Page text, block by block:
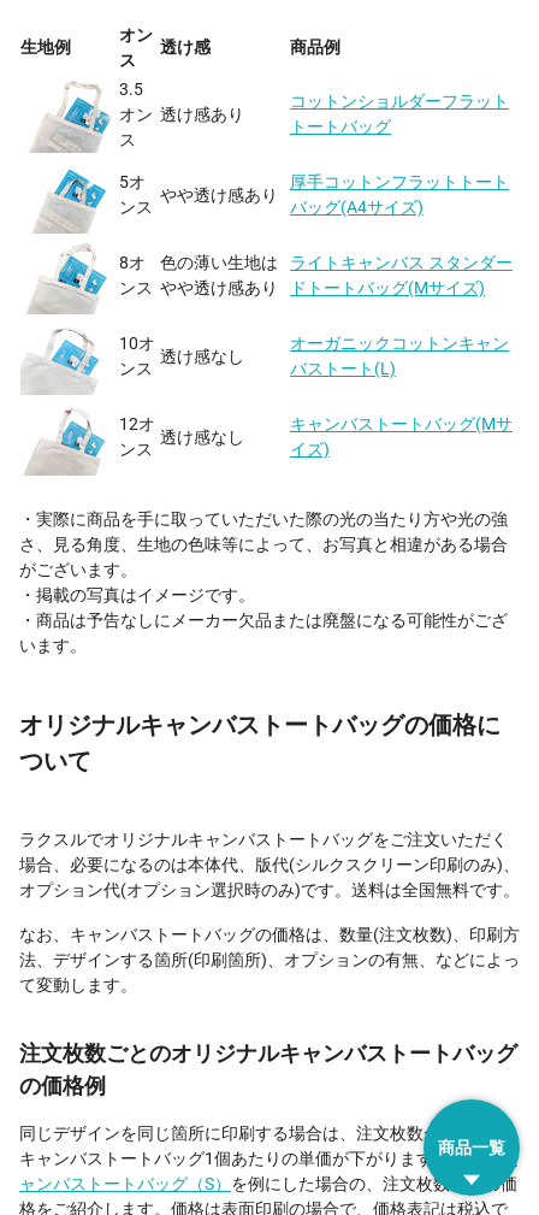
商品一覧
生地例
オン
ス
透け感 商品例
3.5
オン
ス
透け感あり
コットンショルダーフラット
トートバッグ
5オ
ンス
やや透け感あり
厚手コットンフラットトート
バッグ(A4サイズ)
8オ
ンス
色の薄い生地は
やや透け感あり
ライトキャンバス スタンダー
ドトートバッグ(Mサイズ)
10オ
ンス
透け感なし
オーガニックコットンキャン
バストート(L)
12オ
ンス
透け感なし
キャンバストートバッグ(Mサ
イズ)
・実際に商品を手に取っていただいた際の光の当たり方や光の強
さ、見る角度、生地の色味等によって、お写真と相違がある場合
がございます。
・掲載の写真はイメージです。
・商品は予告なしにメーカー欠品または廃盤になる可能性がござ
います。
オリジナルキャンバストートバッグの価格に
ついて
ラクスルでオリジナルキャンバストートバッグをご注文いただく
場合、必要になるのは本体代、版代(シルクスクリーン印刷のみ)、
オプション代(オプション選択時のみ)です。送料は全国無料です。
なお、キャンバストートバッグの価格は、数量(注文枚数)、印刷方
法、デザインする箇所(印刷箇所)、オプションの有無、などによっ
て変動します。
注文枚数ごとのオリジナルキャンバストートバッグ
の価格例
同じデザインを同じ箇所に印刷する場合は、注文枚数が多いほど
キャンバストートバッグ1個あたりの単価が下がります。ライトキ
ャンバストートバッグ（S） を例にした場合の、注文枚数ごとの価
格をご紹介します。価格は表面印刷の場合で、価格表記は税込で